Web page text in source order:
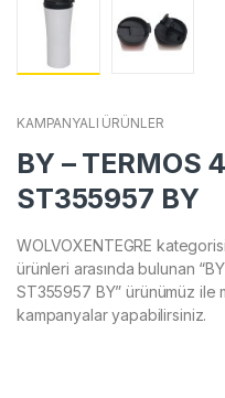
KAMPANYALI ÜRÜNLER
BY – TERMOS
ST355957 BY
WOLVOXENTEGRE
ürünleri arasında bulunan
ST355957 BY” ürünümüz ile
kampanyalar yapabilirsiniz.